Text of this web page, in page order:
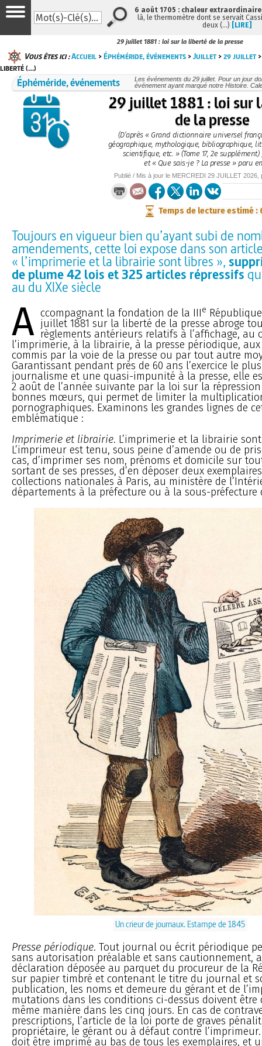
29 juillet 1881 : loi sur la liberté de la presse
Vous êtes ici :Accueil >Éphéméride, événements >Juillet >29 juillet
liberté (…)
Éphéméride, événements
Les événements du 29 juillet. Pour un jour
événement ayant marqué notre Histoire.
29 juillet 1881 : loi sur
de la presse
(D’après « Grand dictionnaire universel
géographique, mythologique, bibliographique,
scientifique, etc. » (Tome 17, 2e supplément)
et « Que sais-je ? La presse » paru
Publié / Mis à jour le MERCREDI 29 JUILLET 2026
Temps de lecture estimé :
Toujours en vigueur bien qu’ayant subi de
amendements, cette loi expose dans son
« l’imprimerie et la librairie sont libres »,
de plume 42 lois et 325 articles répressifs
au du XIXe siècle
A ccompagnant la fondation de la IIIe
juillet 1881 sur la liberté de la presse abroge
règlements antérieurs relatifs à l’affichage, au
l’imprimerie, à la librairie, à la presse périodique,
commis par la voie de la presse ou par tout autre
Garantissant pendant près de 60 ans l’exercice le
journalisme et une quasi-impunité à la presse, elle
2 août de l’année suivante par la loi sur la
bonnes mœurs, qui permet de limiter la
pornographiques. Examinons les grandes lignes de
emblématique :
Imprimerie et librairie. L’imprimerie et la librairie
L’imprimeur est tenu, sous peine d’amende ou de
cas, d’imprimer ses nom, prénoms et domicile sur
sortant de ses presses, d’en déposer deux
collections nationales à Paris, au ministère de
départements à la préfecture ou à la sous-préfecture
Un crieur de journaux. Estampe de 1845
Presse périodique. Tout journal ou écrit périodique
sans autorisation préalable et sans cautionnement,
déclaration déposée au parquet du procureur de la
sur papier timbré et contenant le titre du journal et
publication, les noms et demeure du gérant et de
mutations dans les conditions ci-dessus doivent être
même manière dans les cinq jours. En cas de
prescriptions, l’article de la loi porte de graves
propriétaire, le gérant ou à défaut contre
doit être imprimé au bas de tous les exemplaires, et
6 août 1705 : chaleur
là, le thermomètre dont se servait
deux (…) [LIRE]